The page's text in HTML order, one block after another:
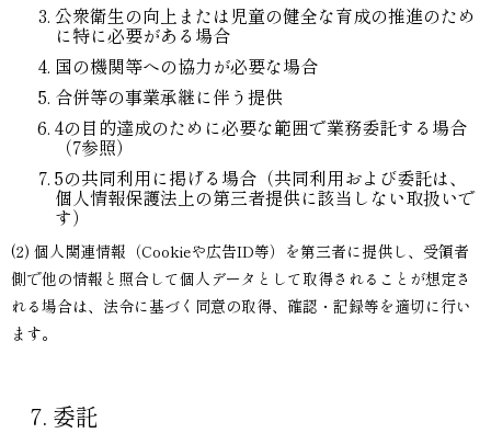
公衆衛生の向上または児童の健全な育成の推進のため
に特に必要がある場合
国の機関等への協力が必要な場合
合併等の事業承継に伴う提供
4の目的達成のために必要な範囲で業務委託する場合
（7参照）
5の共同利用に掲げる場合（共同利用および委託は、
個人情報保護法上の第三者提供に該当しない取扱いで
す）
(2) 個人関連情報（Cookieや広告ID等）を第三者に提供し、受領者
側で他の情報と照合して個人データとして取得されることが想定さ
れる場合は、法令に基づく同意の取得、確認・記録等を適切に行い
ます。
7. 委託